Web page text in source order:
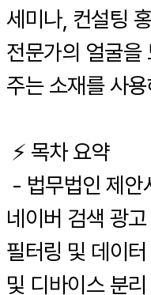
세미나, 컨설팅
전문가의 얼굴을
주는 소재를 사
⚡️ 목차 요약
- 법무법인 제안
네이버 검색 광
필터링 및 데이
및 디바이스 분